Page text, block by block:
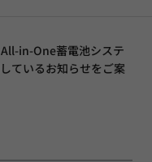
in-One蓄電池システ
ているお知らせをご案